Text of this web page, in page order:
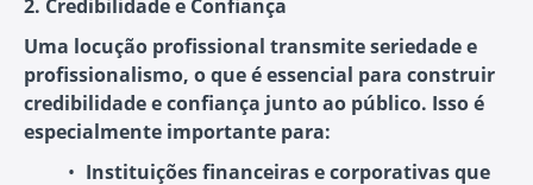
2. Credibilidade e Confiança
Uma locução profissional transmite seriedade e
profissionalismo, o que é essencial para construir
credibilidade e confiança junto ao público. Isso é
especialmente importante para:
Instituições financeiras e corporativasque